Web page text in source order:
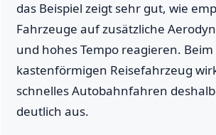
das Beispiel zeigt sehr gut, wie
Fahrzeuge auf zusätzliche
und hohes Tempo reagieren.
kastenförmigen Reisefahrzeug
schnelles Autobahnfahren
deutlich aus.